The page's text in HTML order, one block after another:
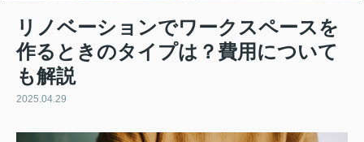
リノベーションでワークスペースを
作るときのタイプは？費用について
も解説
2025.04.29